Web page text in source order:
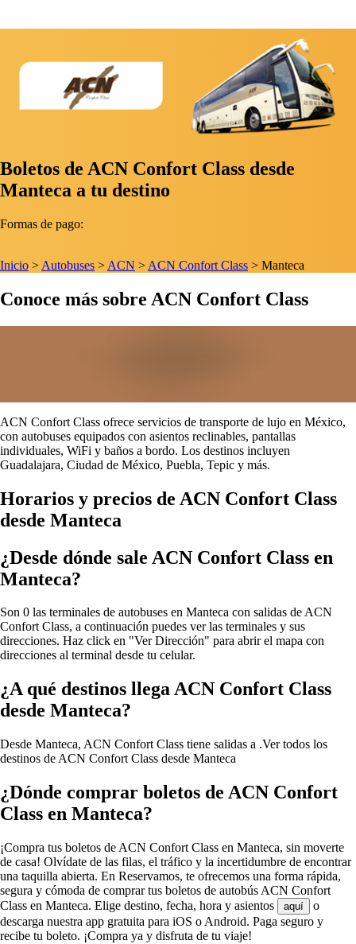
Boletos de ACN Confort Class desde
Manteca a tu destino
Formas de pago:
Inicio > Autobuses > ACN > ACN Confort Class > Manteca
Conoce más sobre ACN Confort Class
ACN Confort Class ofrece servicios de transporte de lujo en México,
con autobuses equipados con asientos reclinables, pantallas
individuales, WiFi y baños a bordo. Los destinos incluyen
Guadalajara, Ciudad de México, Puebla, Tepic y más.
Horarios y precios de ACN Confort Class
desde Manteca
¿Desde dónde sale ACN Confort Class en
Manteca?
Son 0 las terminales de autobuses en Manteca con salidas de ACN
Confort Class, a continuación puedes ver las terminales y sus
direcciones. Haz click en "Ver Dirección" para abrir el mapa con
direcciones al terminal desde tu celular.
¿A qué destinos llega ACN Confort Class
desde Manteca?
Desde Manteca, ACN Confort Class tiene salidas a .Ver todos los
destinos de ACN Confort Class desde Manteca
¿Dónde comprar boletos de ACN Confort
Class en Manteca?
¡Compra tus boletos de ACN Confort Class en Manteca, sin moverte
de casa! Olvídate de las filas, el tráfico y la incertidumbre de encontrar
una taquilla abierta. En Reservamos, te ofrecemos una forma rápida,
segura y cómoda de comprar tus boletos de autobús ACN Confort
Class en Manteca. Elige destino, fecha, hora y asientos
aquí
o
descarga nuestra app gratuita para iOS o Android. Paga seguro y
recibe tu boleto. ¡Compra ya y disfruta de tu viaje!